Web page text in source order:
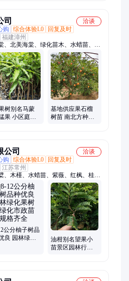
司
洽谈
购 综合体验L0
回复及时
福建漳州
、北美海棠、绿化苗木、水蜡苗、五
杨、红王子锦带、红瑞木、丰花月
、绿梅、榆叶梅、美人梅、腊梅、紫
花、绣球花、观赏竹、冬青
树别名马蒙
果 小区庭院
基地供应果石榴
树苗 南北方种植
公司
洽谈
购 综合体验L0
回复及时
江苏常州
、木槿、水蜡苗、紫薇、红枫、桂
、紫荆、五彩锦带、榆叶梅、红梅、
小叶黄杨、红瑞木、西府海棠、红叶
、碧桃、法国冬青
公分柚子树品
良 园林绿化
油柑别名望果小
苗景区园林行道